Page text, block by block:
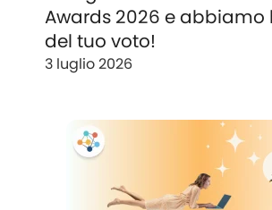
Awards 2026 e abbiamo
del tuo voto!
3 luglio 2026